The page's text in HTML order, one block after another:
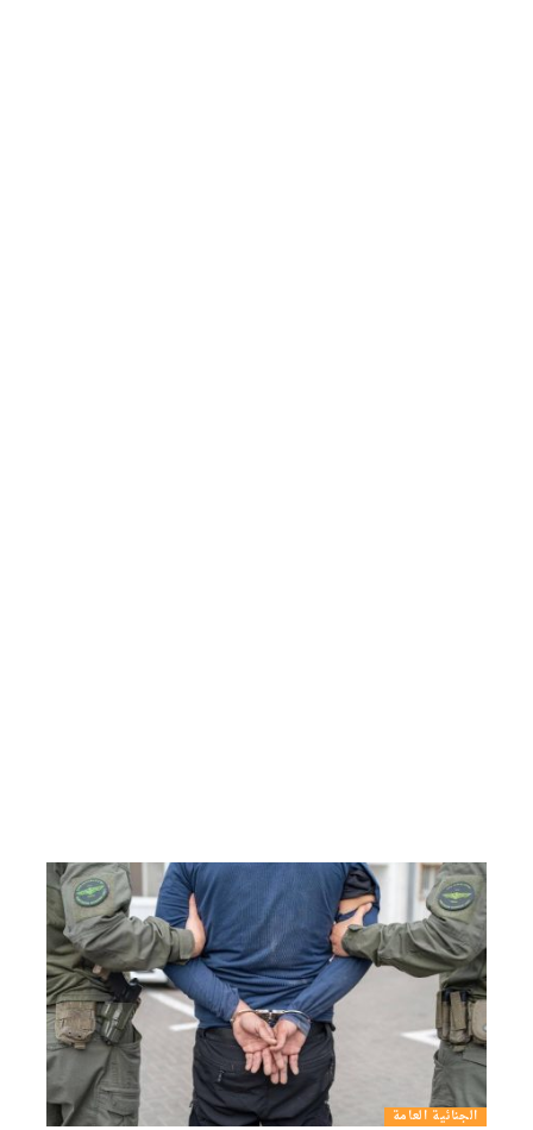
الجنائية العامة